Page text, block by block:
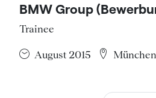
BMW Group
Trainee
August 2015 München